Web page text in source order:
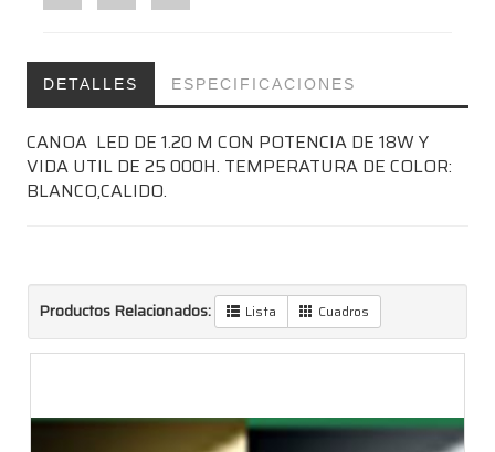
DETALLES ESPECIFICACIONES
CANOA LED DE 1.20 M CON POTENCIA DE 18W Y
VIDA UTIL DE 25 000H. TEMPERATURA DE COLOR:
BLANCO,CALIDO.
Productos Relacionados: Lista Cuadros